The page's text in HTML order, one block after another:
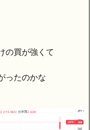
の買が強くて
ったのかな